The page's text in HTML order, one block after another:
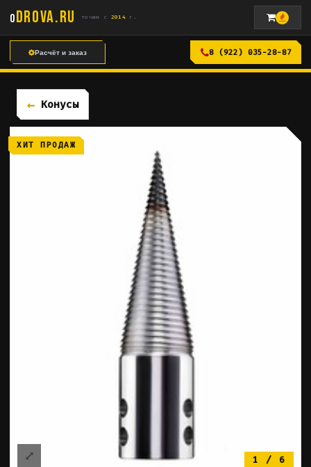
oDROVA.RU точим с 2014г.
Расчёт и заказ 8 (922) 035-28-87
Конусы
ХИТ ПРОДАЖ
1 / 6
⤢